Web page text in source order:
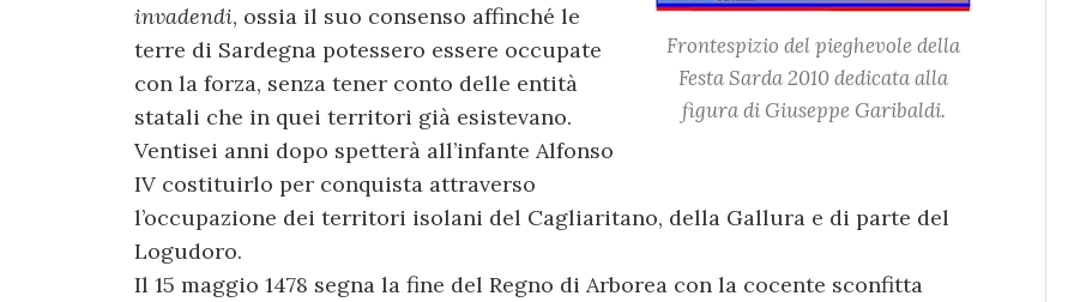
Frontespizio del pieghevole della
Festa Sarda 2010 dedicata alla
figura di Giuseppe Garibaldi.
invadendi, ossia il suo consenso affinché le
terre di Sardegna potessero essere occupate
con la forza, senza tener conto delle entità
statali che in quei territori già esistevano.
Ventisei anni dopo spetterà all’infante Alfonso
IV costituirlo per conquista attraverso
l’occupazione dei territori isolani del Cagliaritano, della Gallura e di parte del
Logudoro.
Il 15 maggio 1478 segna la fine del Regno di Arborea con la cocente sconfitta